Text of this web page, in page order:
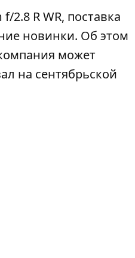
2.8 R WR, поставка
новинки. Об этом
может
на сентябрьской